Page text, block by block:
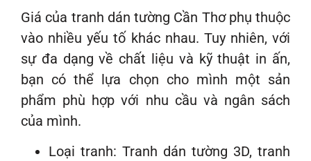
Giá của tranh dán tường Cần Thơ phụ thuộc
vào nhiều yếu tố khác nhau. Tuy nhiên, với
sự đa dạng về chất liệu và kỹ thuật in ấn,
bạn có thể lựa chọn cho mình một sản
phẩm phù hợp với nhu cầu và ngân sách
của mình.
Loại tranh: Tranh dán tường 3D, tranh